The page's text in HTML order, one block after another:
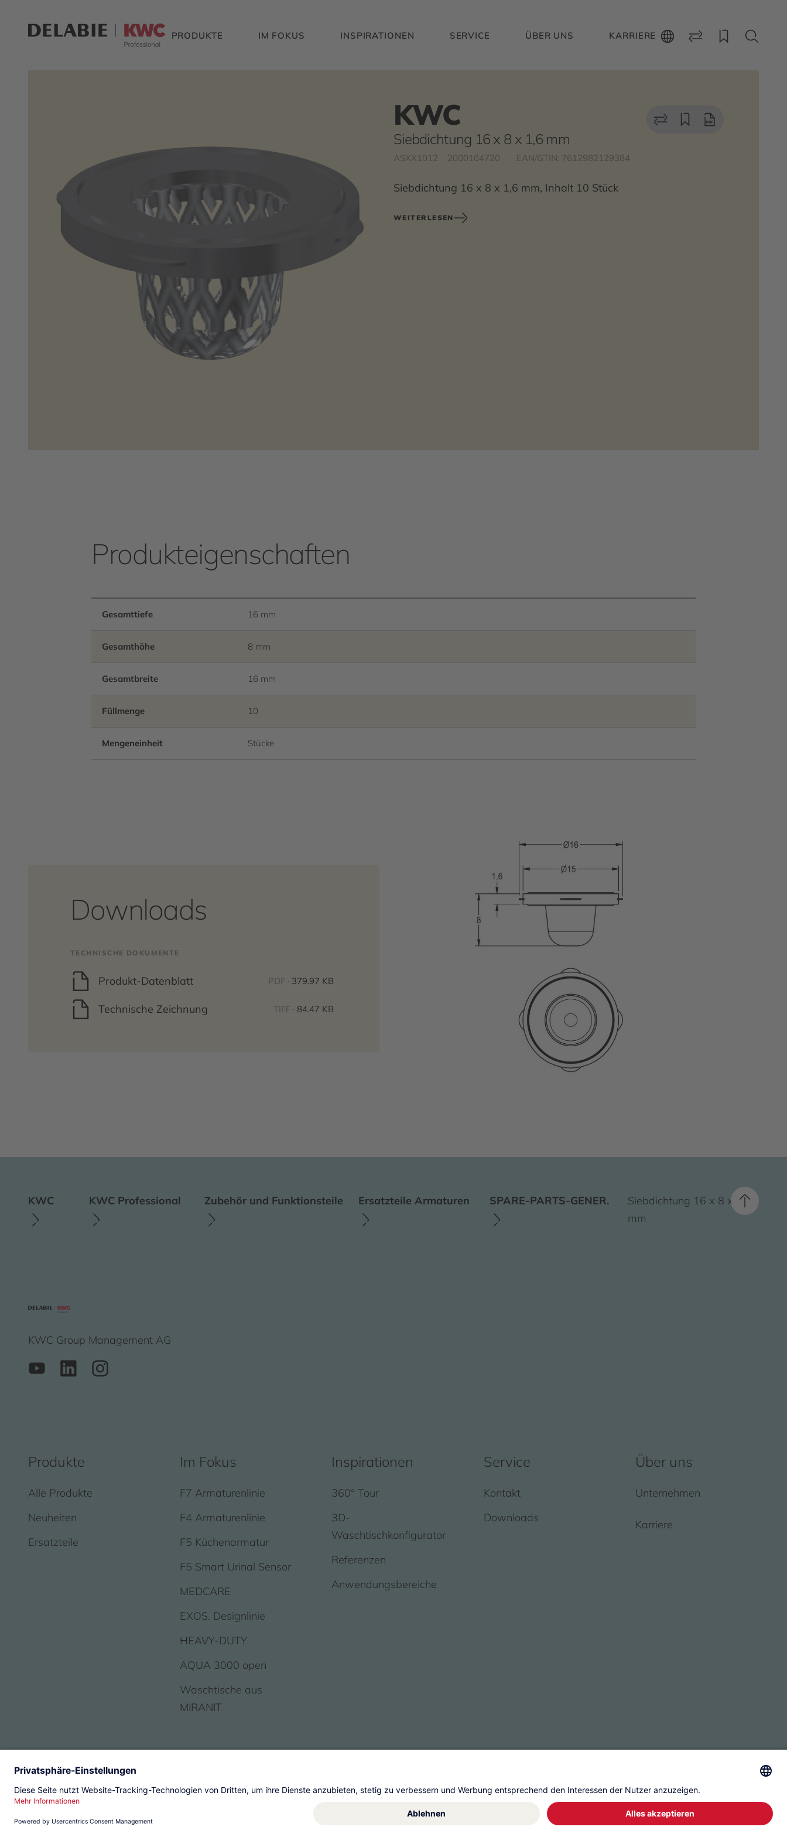
PRODUKTE IM FOKUS INSPIRATIONEN SERVICE ÜBER UNS KARRIERE
KWC
Siebdichtung 16 x 8 x 1,6 mm
ASXX1012 2000104720 EAN/GTIN: 7612982129384
Siebdichtung 16 x 8 x 1,6 mm, Inhalt 10 Stück
WEITERLESEN
Produkteigenschaften
Gesamttiefe 16 mm
Gesamthöhe 8 mm
Gesamtbreite 16 mm
Füllmenge 10
Mengeneinheit Stücke
Downloads
TECHNISCHE DOKUMENTE
Produkt-Datenblatt PDF · 379.97 KB
Technische Zeichnung TIFF · 84.47 KB
KWC KWC Professional Zubehör und Funktionsteile Ersatzteile Armaturen SPARE-PARTS-GENER.
Siebdichtung 16 x 8 x 1,6
mm
KWC Group Management AG
Produkte
Alle Produkte
Neuheiten
Ersatzteile
Im Fokus
F7 Armaturenlinie
F4 Armaturenlinie
F5 Küchenarmatur
F5 Smart Urinal Sensor
MEDCARE
EXOS. Designlinie
HEAVY-DUTY
AQUA 3000 open
Waschtische aus
MIRANIT
Inspirationen
360° Tour
3D-
Waschtischkonfigurator
Referenzen
Anwendungsbereiche
Service
Kontakt
Downloads
Über uns
Unternehmen
Karriere
© 2026 KWC Group Management AG Allgemeine Geschäftsbedingungen Impressum Datenschutz Governance